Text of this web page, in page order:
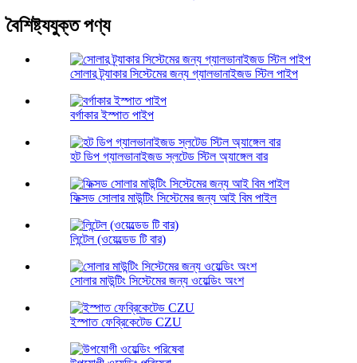
বৈশিষ্ট্যযুক্ত পণ্য
সোলার ট্র্যাকার সিস্টেমের জন্য গ্যালভানাইজড স্টিল পাইপ
বর্গাকার ইস্পাত পাইপ
হট ডিপ গ্যালভানাইজড স্লটেড স্টিল অ্যাঙ্গেল বার
ফিক্সড সোলার মাউন্টিং সিস্টেমের জন্য আই বিম পাইল
লিন্টেল (ওয়েল্ডেড টি বার)
সোলার মাউন্টিং সিস্টেমের জন্য ওয়েল্ডিং অংশ
ইস্পাত ফেব্রিকেটেড CZU